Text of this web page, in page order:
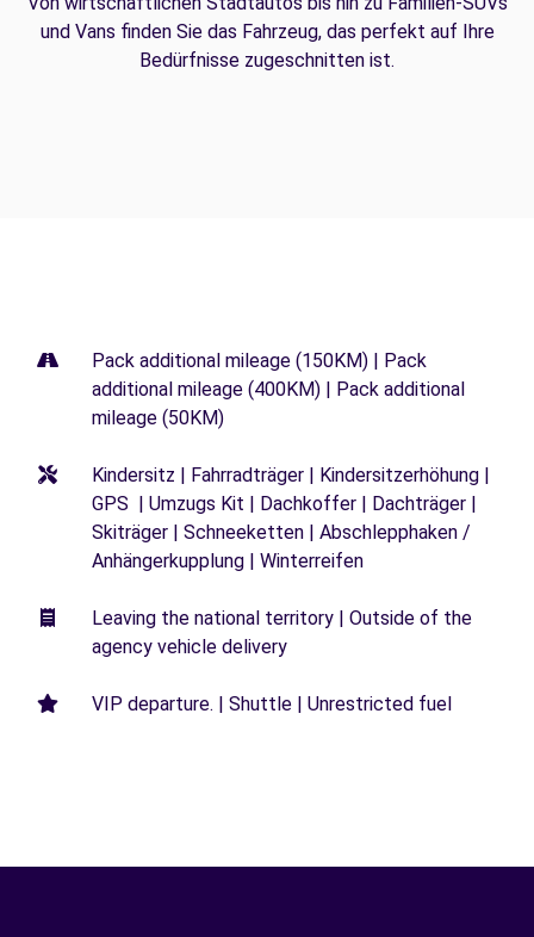
und Vans finden Sie das Fahrzeug, das perfekt auf Ihre
Bedürfnisse zugeschnitten ist.
Pack additional mileage (150KM) | Pack
additional mileage (400KM) | Pack additional
mileage (50KM)
Kindersitz | Fahrradträger | Kindersitzerhöhung |
GPS | Umzugs Kit | Dachkoffer | Dachträger |
Skiträger | Schneeketten | Abschlepphaken /
Anhängerkupplung | Winterreifen
Leaving the national territory | Outside of the
agency vehicle delivery
VIP departure. | Shuttle | Unrestricted fuel